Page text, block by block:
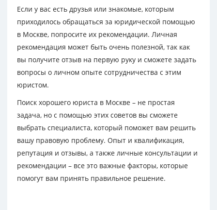
Если у вас есть друзья или знакомые, которым
приходилось обращаться за юридической помощью
в Москве, попросите их рекомендации. Личная
рекомендация может быть очень полезной, так как
вы получите отзыв на первую руку и сможете задать
вопросы о личном опыте сотрудничества с этим
юристом.
Поиск хорошего юриста в Москве – не простая
задача, но с помощью этих советов вы сможете
выбрать специалиста, который поможет вам решить
вашу правовую проблему. Опыт и квалификация,
репутация и отзывы, а также личные консультации и
рекомендации – все это важные факторы, которые
помогут вам принять правильное решение.